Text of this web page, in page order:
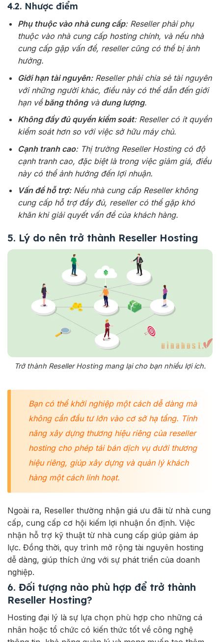
4.2. Nhược điểm
Phụ thuộc vào nhà cung cấp: Reseller phải phụ
thuộc vào nhà cung cấp hosting chính, và nếu nhà
cung cấp gặp vấn đề, reseller cũng có thể bị ảnh
hưởng.
Giới hạn tài nguyên:Reseller phải chia sẻ tài nguyên
với những người khác, điều này có thể dẫn đến giới
hạn vềbăng thôngvàdung lượng.
Không đầy đủ quyền kiểm soát: Reseller có ít quyền
kiểm soát hơn so với việc sở hữu máy chủ.
Cạnh tranh cao: Thị trường Reseller Hosting có độ
cạnh tranh cao, đặc biệt là trong việc giảm giá, điều
này có thể ảnh hưởng đến lợi nhuận.
Vấn đề hỗ trợ:Nếu nhà cung cấp Reseller không
cung cấp hỗ trợ đầy đủ, reseller có thể gặp khó
khăn khi giải quyết vấn đề của khách hàng.
5. Lý do nên trở thành Reseller Hosting
Trở thành Reseller Hosting mang lại cho bạn nhiều lợi ích.
Bạn có thể khởi nghiệp một cách dễ dàng mà
không cần đầu tư lớn vào cơ sở hạ tầng. Tính
năng xây dựng thương hiệu riêng của reseller
hosting cho phép tái bán dịch vụ dưới thương
hiệu riêng, giúp xây dựng và quản lý khách
hàng một cách linh hoạt.
Ngoài ra, Reseller thường nhận giá ưu đãi từ nhà cung
cấp, cung cấp cơ hội kiếm lợi nhuận ổn định. Việc
nhận hỗ trợ kỹ thuật từ nhà cung cấp giúp giảm áp
lực. Đồng thời, quy trình mở rộng tài nguyên hosting
dễ dàng, giúp thích ứng với sự phát triển của doanh
nghiệp.
6. Đối tượng nào phù hợp để trở thành
Reseller Hosting?
Hosting đại lý là sự lựa chọn phù hợp cho những cá
nhân hoặc tổ chức có kiến thức tốt về công nghệ